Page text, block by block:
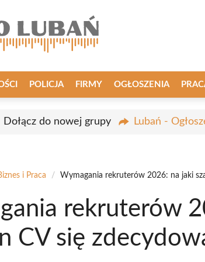
POLICJA FIRMY OGŁOSZENIA
Dołącz do nowej grupy Lubań -
i Praca / Wymagania rekruterów 2026: na jaki
rekruterów
CV się